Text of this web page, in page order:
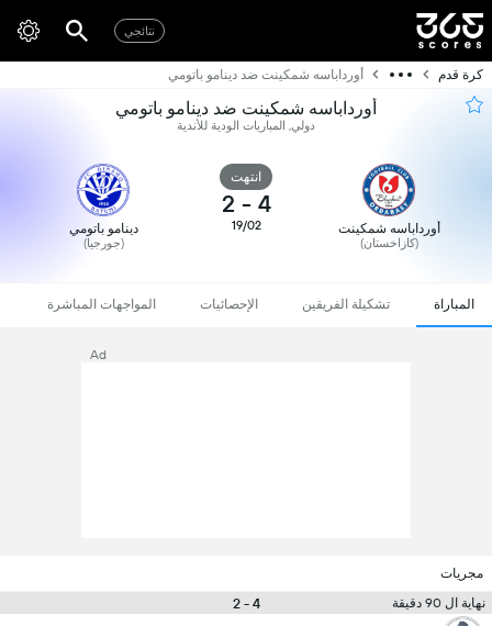
نتائجي
كرة قدم أورداباسه شمكينت ضد دينامو باتومي
أورداباسه شمكينت ضد دينامو باتومي
دولي, المباريات الودية للأندية
أورداباسه شمكينت
(كازاخستان)
انتهت
4
-
2
19/02 دينامو باتومي
(جورجيا)
المباراة تشكيلة الفريقين الإحصائيات المواجهات المباشرة
Ad
مجريات
نهاية ال 90 دقيقة
4 - 2